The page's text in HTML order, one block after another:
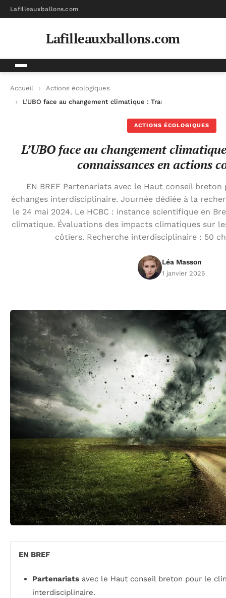
Lafilleauxballons.com
Lafilleauxballons.com
Accueil
Actions écologiques
L’UBO face au changement climatique : Transformer les
ACTIONS ÉCOLOGIQUES
L’UBO face au changement
connaissances en actions
EN BREF Partenariats avec le Haut conseil
échanges interdisciplinaire. Journée dédiée à la
le 24 mai 2024. Le HCBC : instance scientifique en
climatique. Évaluations des impacts climatiques sur
côtiers. Recherche interdisciplinaire : 50
Léa Masson
1 janvier 2025
EN BREF
Partenariats avec le Haut conseil breton pour le
interdisciplinaire.